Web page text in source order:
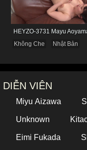
Không Che
Nhật Bản
DIỄN VIÊN
Miyu Aizawa
Unknown
Eimi Fukada